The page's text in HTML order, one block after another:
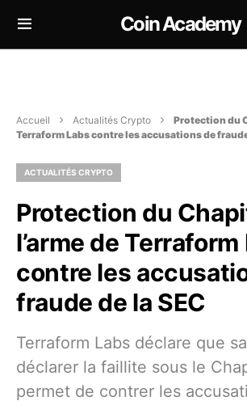
Coin Academy
Accueil Actualités Crypto
Protection du
Terraform Labs contre les accusations de fraude
ACTUALITÉS CRYPTO
Protection du
l’arme de Terraform
contre les
fraude de la SEC
Terraform Labs déclare que
déclarer la faillite sous le
permet de contrer les